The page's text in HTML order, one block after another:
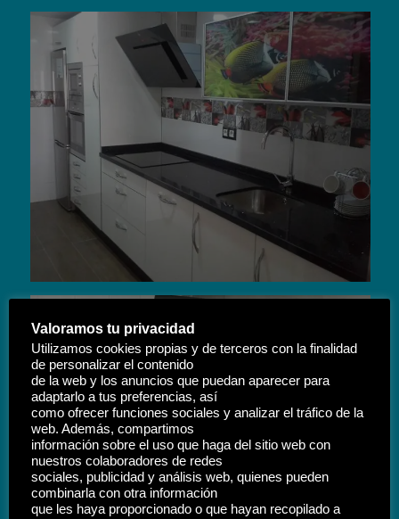
Valoramos tu privacidad
Utilizamos cookies propias y de terceros con la finalidad
de personalizar el contenido
de la web y los anuncios que puedan aparecer para
adaptarlo a tus preferencias, así
como ofrecer funciones sociales y analizar el tráfico de la
web. Además, compartimos
información sobre el uso que haga del sitio web con
nuestros colaboradores de redes
sociales, publicidad y análisis web, quienes pueden
combinarla con otra información
que les haya proporcionado o que hayan recopilado a